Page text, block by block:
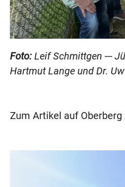
Foto: Leif Schmittgen ---
Hartmut Lange und Dr.
Zum Artikel auf